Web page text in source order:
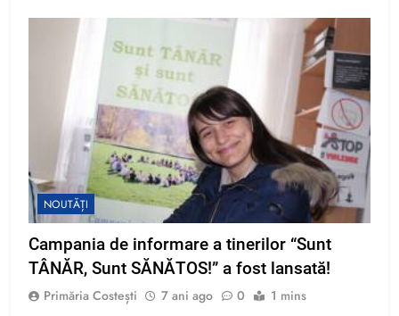
NOUTĂȚI
Campania de informare a tinerilor “Sunt
TÂNĂR, Sunt SĂNĂTOS!” a fost lansată!
Primăria Costești 7 ani ago 0 1 mins